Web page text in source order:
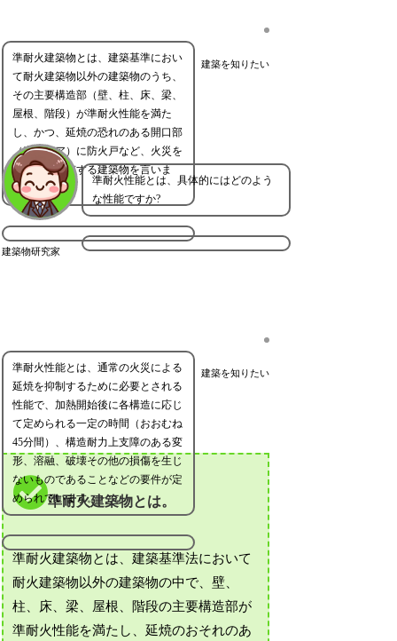
建築を知りたい
準耐火建築物とは、建築基準におい
て耐火建築物以外の建築物のうち、
その主要構造部（壁、柱、床、梁、
屋根、階段）が準耐火性能を満た
し、かつ、延焼の恐れのある開口部
（窓やドア）に防火戸など、火災を
遮る設備を有する建築物を言いま
す。
建築物研究家
準耐火性能とは、具体的にはどのよう
な性能ですか?
建築を知りたい
準耐火性能とは、通常の火災による
延焼を抑制するために必要とされる
性能で、加熱開始後に各構造に応じ
て定められる一定の時間（おおむね
45分間）、構造耐力上支障のある変
形、溶融、破壊その他の損傷を生じ
ないものであることなどの要件が定
められています。
準耐火建築物とは。
準耐火建築物とは、建築基準法において
耐火建築物以外の建築物の中で、壁、
柱、床、梁、屋根、階段の主要構造部が
準耐火性能を満たし、延焼のおそれのあ